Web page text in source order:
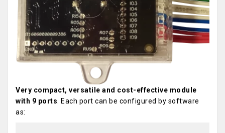
Very compact, versatile and cost-effective module
with 9 ports . Each port can be configured by software
as: